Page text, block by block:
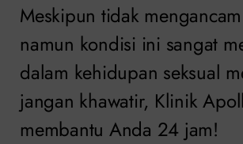
Meskipun tidak
namun kondisi ini sangat
dalam kehidupan seksual
jangan khawatir, Klinik
membantu Anda 24 jam!